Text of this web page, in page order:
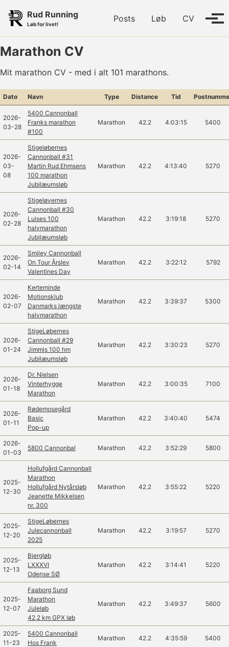
Rud Running
Løb for livet!
Posts Løb CV
Marathon CV
Mit marathon CV - med i alt 101 marathons.
Dato Navn Type Distance Tid
2026-
03-28
5400 Cannonball
Franks marathon
#100
Marathon 42.2 4:03:15 5400
2026-
03-
08
Stigeløbernes
Cannonball #31
Martin Rud Ehmsens
100 marathon
Jubilæumsløb
Marathon 42.2 4:13:40 5270
2026-
02-28
Stigeløvernes
Cannonball #30
Luises 100
halvmarathon
Jubilæumsløb
Marathon 42.2 3:19:18 5270
2026-
02-14
Smiley Cannonball
On Tour Årslev
Valentines Day
Marathon 42.2 3:22:12 5792
2026-
02-07
Kerteminde
Motionsklub
Danmarks længste
halvmarathon
Marathon 42.2 3:39:37 5300
2026-
01-24
StigeLøbernes
Cannonball #29
Jimmis 100 hm
Jubilæumsløb
Marathon 42.2 3:30:23 5270
2026-
01-18
Dr. Nielsen
Vinterhygge
Marathon
Marathon 42.2 3:00:35 7100
2026-
01-11
Rødemosegård
Basic
Pop-up
Marathon 42.2 3:40:40 5474
2026-
01-03
5800 Cannonbal Marathon 42.2 3:52:29 5800
2025-
12-30
Hollufgård Cannonball
Marathon
Hollufgård Nytårsløb
Jeanette Mikkelsen
nr. 300
Marathon 42.2 3:55:22 5220
2025-
12-20
StigeLøbernes
Julecannonball
2025
Marathon 42.2 3:19:57 5270
2025-
12-13
Bjergløb
LXXXVI
Odense SØ
Marathon 42.2 3:14:41 5220
2025-
12-07
Faaborg Sund
Marathon
Juleløb
42,2 km GPX løb
Marathon 42.2 3:49:37 5600
2025-
11-23
5400 Cannonball
Hos Frank
Marathon 42.2 4:35:59 5400